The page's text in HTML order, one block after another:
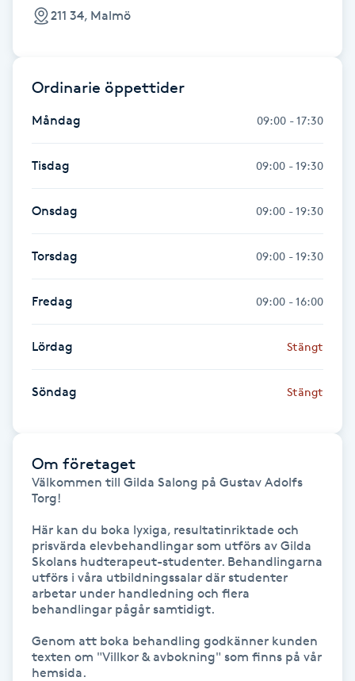
Regndroppsmassage
Reiki
Reiki massage
Restorative Yoga
Rosacea
Rosenmetoden
Ryggmassage
Samtalsterapi
Senioryoga
Shiatsu
Sjukgymnastik
Skalpmassage
Skinbooster
211 34, Malmö
Ordinarie öppettider
Måndag 09:00 - 17:30
Tisdag 09:00 - 19:30
Onsdag 09:00 - 19:30
Torsdag 09:00 - 19:30
Fredag 09:00 - 16:00
Lördag Stängt
Söndag Stängt
Om företaget
Välkommen till Gilda Salong på Gustav Adolfs
Torg!
Här kan du boka lyxiga, resultatinriktade och
prisvärda elevbehandlingar som utförs av Gilda
Skolans hudterapeut-studenter. Behandlingarna
utförs i våra utbildningssalar där studenter
arbetar under handledning och flera
behandlingar pågår samtidigt.
Genom att boka behandling godkänner kunden
texten om "Villkor & avbokning" som finns på vår
hemsida.